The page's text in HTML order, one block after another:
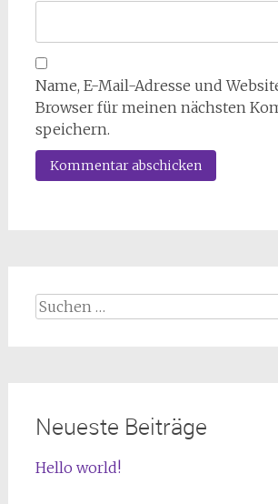
Name, E-Mail-Adresse und
Browser für meinen nächsten
speichern.
Suchen
Neueste Beiträge
Hello world!